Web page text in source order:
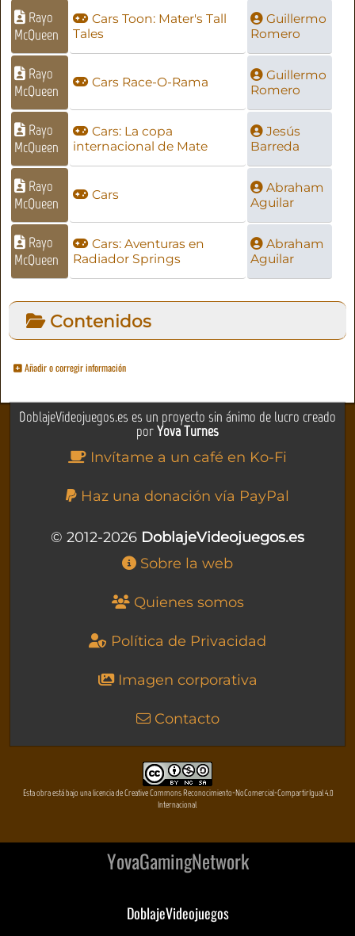
Rayo
McQueen
Cars Toon: Mater's Tall
Tales
Guillermo
Romero
Rayo
McQueen
Cars Race-O-Rama
Guillermo
Romero
Rayo
McQueen
Cars: La copa
internacional de Mate
Jesús
Barreda
Rayo
McQueen
Cars
Abraham
Aguilar
Rayo
McQueen
Cars: Aventuras en
Radiador Springs
Abraham
Aguilar
Contenidos
Añadir o corregir información
DoblajeVideojuegos.es es un proyecto sin ánimo de lucro creado
porYova Turnes
Invítame a un café en Ko-Fi
Haz una donación vía PayPal
© 2012-2026 DoblajeVideojuegos.es
Sobre la web
Quienes somos
Política de Privacidad
Imagen corporativa
Contacto
Esta obra está bajo una licencia de Creative Commons Reconocimiento-NoComercial-CompartirIgual 4.0
Internacional
YovaGamingNetwork
DoblajeVideojuegos